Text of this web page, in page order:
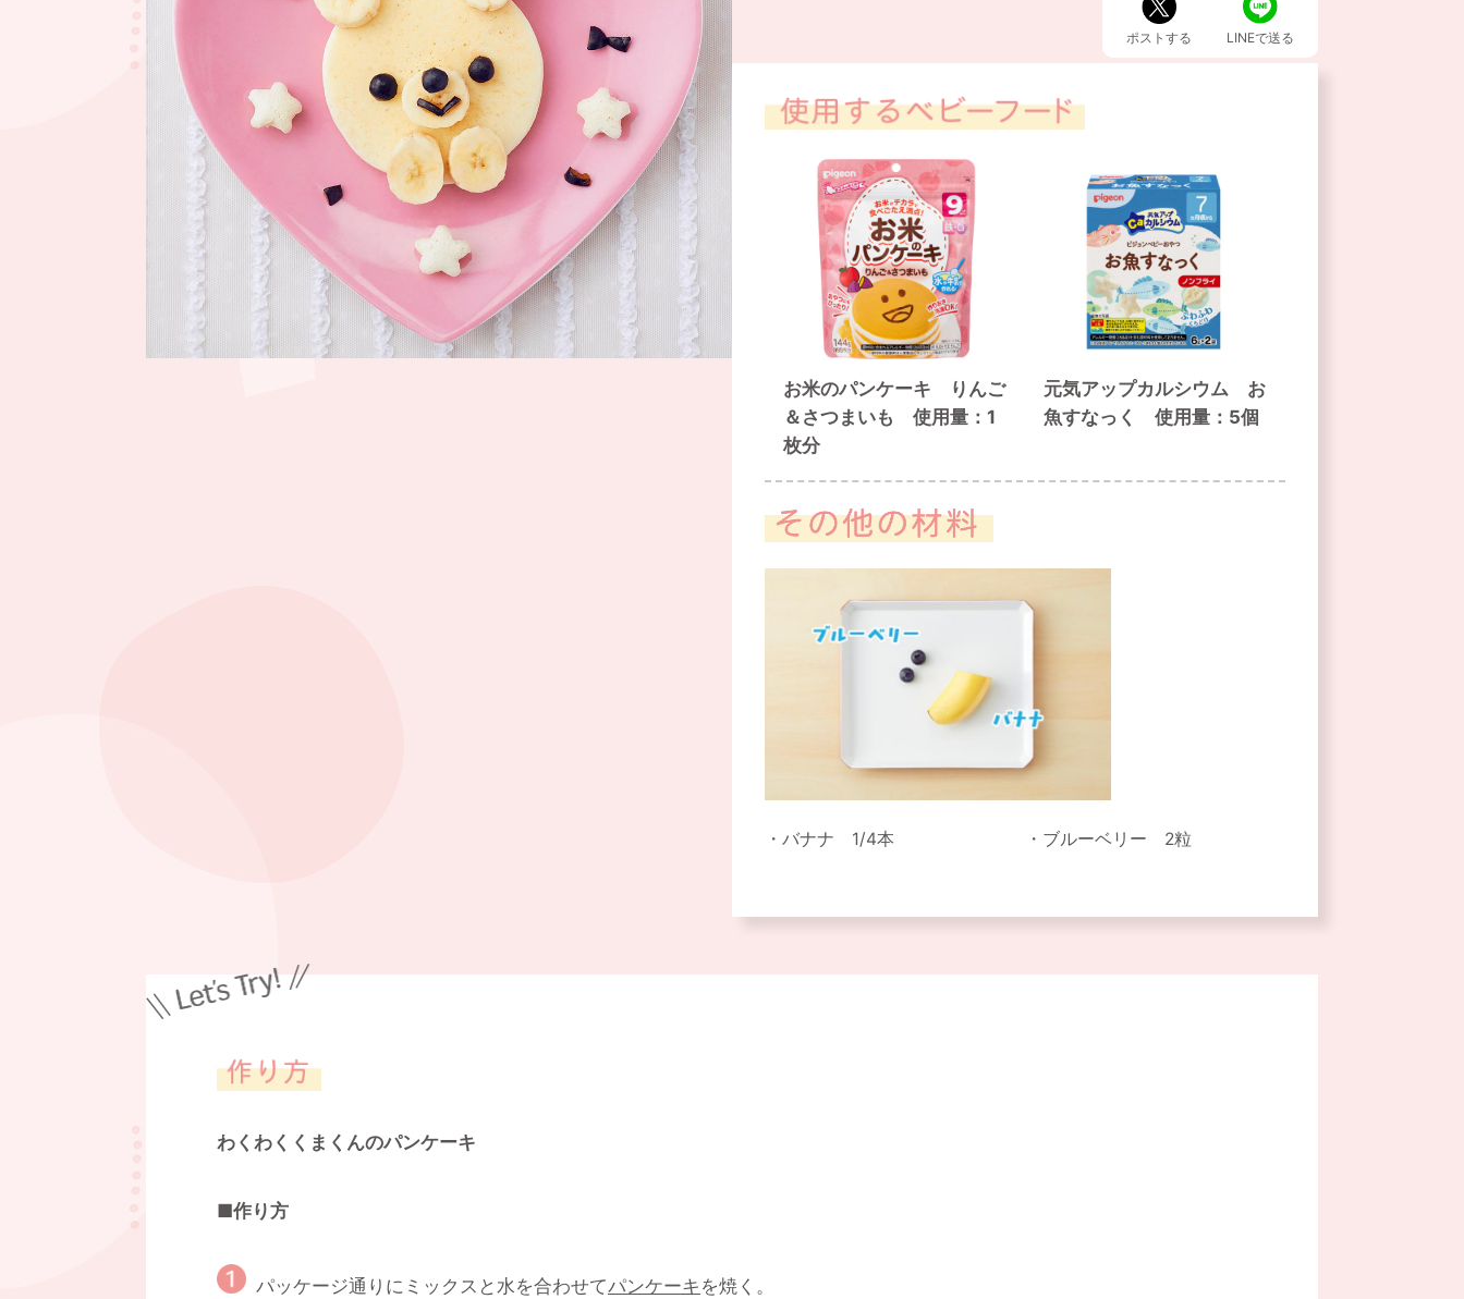
ポストする LINEで送る
お米のパンケーキ りんご
＆さつまいも 使用量：1
枚分
元気アップカルシウム お
魚すなっく 使用量：5個
バナナ 1/4本 ブルーベリー 2粒
わくわくくまくんのパンケーキ
■作り方
パッケージ通りにミックスと水を合わせてパンケーキ を焼く。